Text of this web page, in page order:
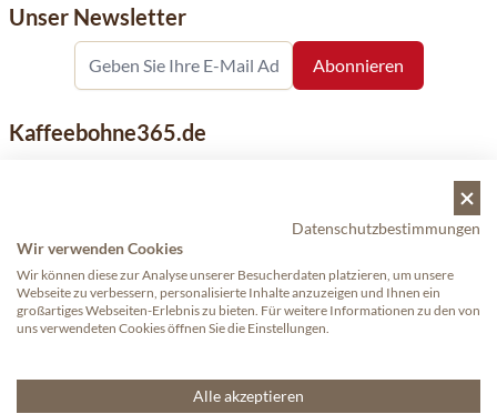
Unser Newsletter
Kaffeebohne365.de
bekannter nationaler und internationaler Marken ist eine
unserer Spezialitäten. Qualität und Kundenservice stehen
dabei an erster Stelle.
Proudly made by eWings eCommerce
Datenschutzbestimmungen
Wir verwenden Cookies
Wir können diese zur Analyse unserer Besucherdaten platzieren, um unsere
Webseite zu verbessern, personalisierte Inhalte anzuzeigen und Ihnen ein
großartiges Webseiten-Erlebnis zu bieten. Für weitere Informationen zu den von
uns verwendeten Cookies öffnen Sie die Einstellungen.
Alle akzeptieren